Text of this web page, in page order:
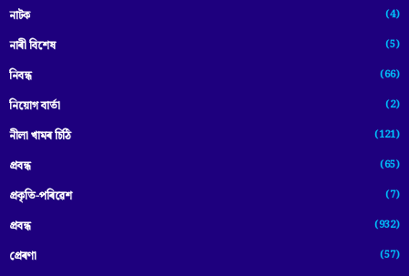
নাটক (4)
নাৰী বিশেষ (5)
নিবন্ধ (66)
নিয়োগ বাৰ্তা (2)
নীলা খামৰ চিঠি (121)
প্রবন্ধ (65)
প্ৰকৃতি-পৰিৱেশ (7)
প্ৰবন্ধ (932)
প্ৰেৰণা (57)